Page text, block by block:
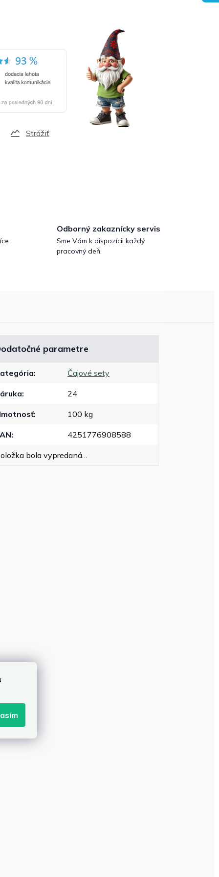
Strážiť
Odborný zakaznícky servis
Sme Vám k dispozícii každý
pracovný deň.
parametre
: Čajové sety
: 24
: 100 kg
: 4251776908588
bola vypredaná…